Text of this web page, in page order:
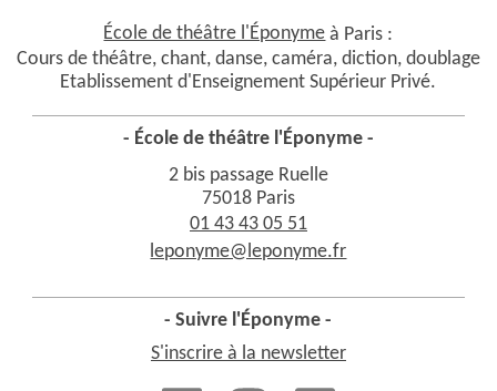
École de théâtre l'Éponyme à Paris :
Cours de théâtre, chant, danse, caméra, diction, doublage
Etablissement d'Enseignement Supérieur Privé.
- École de théâtre l'Éponyme -
2 bis passage Ruelle
75018 Paris
01 43 43 05 51
leponyme@leponyme.fr
- Suivre l'Éponyme -
S'inscrire à la newsletter